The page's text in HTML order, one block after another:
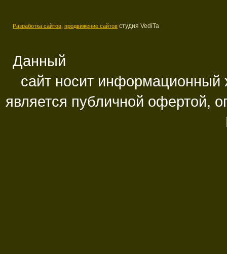
Разработка сайтов, продвижение сайтов студия VediTa
Данный
сайт носит информационный
является публичной офертой,